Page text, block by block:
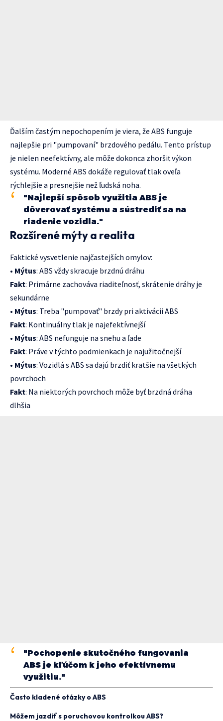
Ďalším častým nepochopením je viera, že ABS funguje
najlepšie pri "pumpovaní" brzdového pedálu. Tento prístup
je nielen neefektívny, ale môže dokonca zhoršiť výkon
systému. Moderné ABS dokáže regulovať tlak oveľa
rýchlejšie a presnejšie než ľudská noha.
"Najlepší spôsob využitia ABS je
dôverovať systému a sústrediť sa na
riadenie vozidla."
Rozšírené mýty a realita
Faktické vysvetlenie najčastejších omylov:
• Mýtus: ABS vždy skracuje brzdnú dráhu
Fakt: Primárne zachováva riaditeľnosť, skrátenie dráhy je
sekundárne
• Mýtus: Treba "pumpovať" brzdy pri aktivácii ABS
Fakt: Kontinuálny tlak je najefektívnejší
• Mýtus: ABS nefunguje na snehu a ľade
Fakt: Práve v týchto podmienkach je najužitočnejší
• Mýtus: Vozidlá s ABS sa dajú brzdiť kratšie na všetkých
povrchoch
Fakt: Na niektorých povrchoch môže byť brzdná dráha
dlhšia
"Pochopenie skutočného fungovania
ABS je kľúčom k jeho efektívnemu
využitiu."
Často kladené otázky o ABS
Môžem jazdiť s poruchovou kontrolkou ABS?